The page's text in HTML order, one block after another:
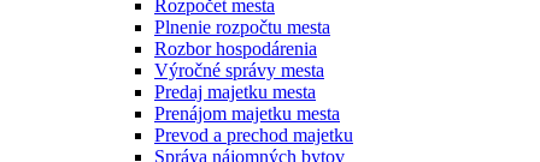
Rozpočet mesta
Plnenie rozpočtu mesta
Rozbor hospodárenia
Výročné správy mesta
Predaj majetku mesta
Prenájom majetku mesta
Prevod a prechod majetku
Správa nájomných bytov